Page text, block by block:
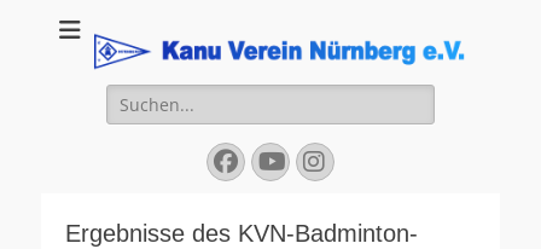
Kanu Verein
Nuernberg
Suchen
nach:
Facebook
YouTube
Instagram
Ergebnisse des KVN-Badminton-